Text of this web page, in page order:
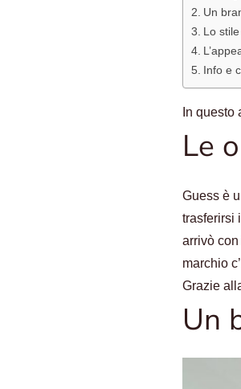
Un
Lo
Info e
In
Le
Guess è
trasferirsi
arrivò
marchio
Grazie
Un